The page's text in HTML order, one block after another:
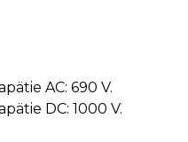
AC: 690 V.
DC: 1000 V.